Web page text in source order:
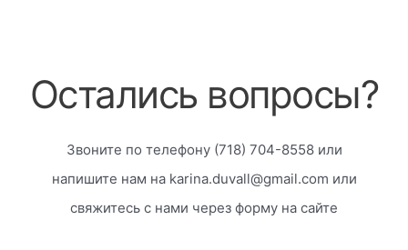
Остались вопросы?
Звоните по телефону (718) 704-8558 или
напишите нам на karina.duvall@gmail.com или
свяжитесь с нами через форму на сайте